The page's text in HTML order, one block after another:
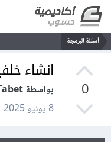
أسئلة البرمجة
0
انشاء
بواسطة Abdelhamid Tabet
8 يونيو 2025